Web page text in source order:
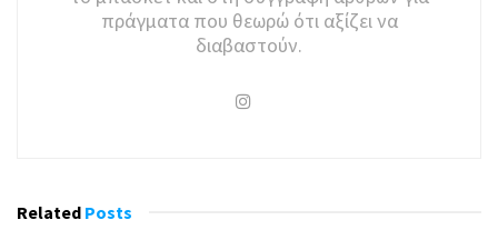
πράγματα που θεωρώ ότι αξίζει να
διαβαστούν.
Related Posts